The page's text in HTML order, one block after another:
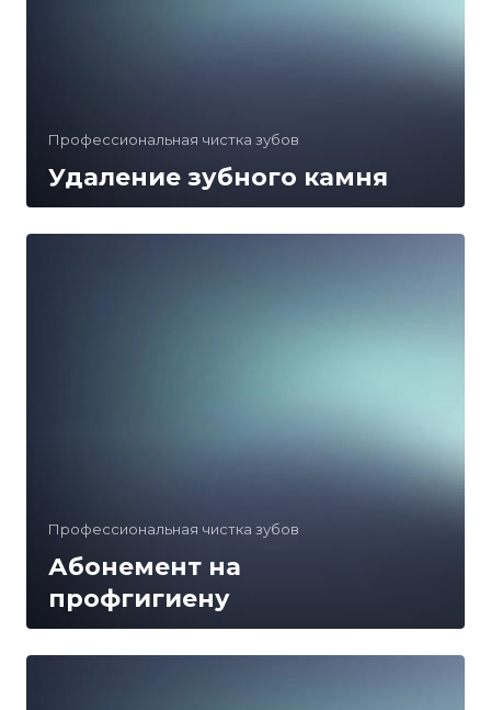
Профессиональная чистка зубов
Удаление зубного камня
Профессиональная чистка зубов
Абонемент на
профгигиену